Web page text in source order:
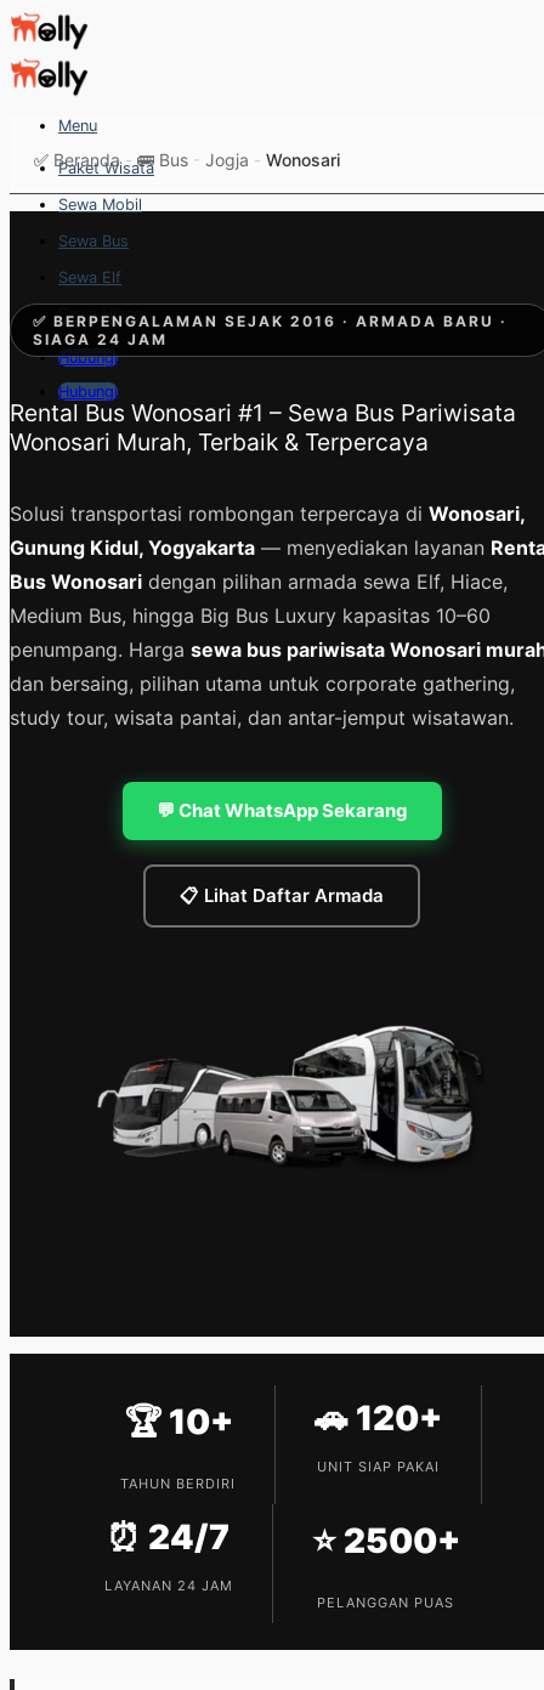
Skip
to
content
Menu
Paket Wisata
Sewa Mobil
Sewa Bus
Sewa Elf
Sewa Hiace
Hubungi
Hubungi
✅ Beranda- 🚌 Bus - Jogja - Wonosari
✅ BERPENGALAMAN SEJAK 2016 · ARMADA BARU ·
SIAGA 24 JAM
Rental Bus Wonosari #1 – Sewa Bus Pariwisata
Wonosari Murah, Terbaik & Terpercaya
Solusi transportasi rombongan terpercaya di Wonosari,
Gunung Kidul, Yogyakarta — menyediakan layanan
Bus Wonosari dengan pilihan armada sewa Elf, Hiace,
Medium Bus, hingga Big Bus Luxury kapasitas 10–60
penumpang. Harga sewa bus pariwisata Wonosari
dan bersaing, pilihan utama untuk corporate gathering,
study tour, wisata pantai, dan antar-jemput wisatawan.
💬 Chat WhatsApp Sekarang
📋 Lihat Daftar Armada
🏆 10+
TAHUN BERDIRI
🚗 120+
UNIT SIAP PAKAI
⏰ 24/7
LAYANAN 24 JAM
⭐ 2500+
PELANGGAN PUAS